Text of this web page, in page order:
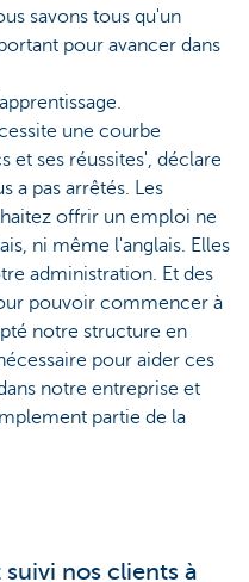
savons tous qu'un
pour avancer dans
une courbe
et ses réussites', déclare
a pas arrêtés. Les
offrir un emploi ne
ni même l'anglais. Elles
administration. Et des
pouvoir commencer à
notre structure en
pour aider ces
notre entreprise et
partie de la
nos clients à